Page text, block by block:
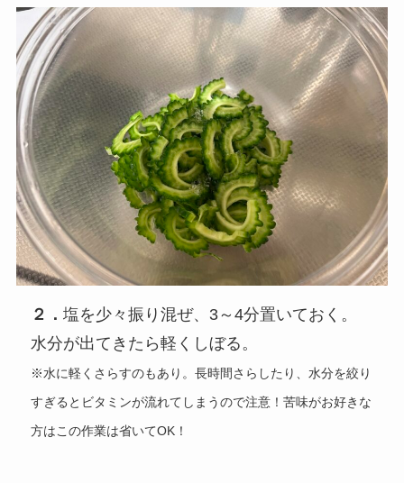
２．塩を少々振り混ぜ、3～4分置いておく。
水分が出てきたら軽くしぼる。
※水に軽くさらすのもあり。長時間さらしたり、水分を絞り
すぎるとビタミンが流れてしまうので注意！苦味がお好きな
方はこの作業は省いてOK！